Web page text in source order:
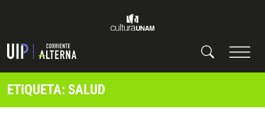
ETIQUETA: SALUD